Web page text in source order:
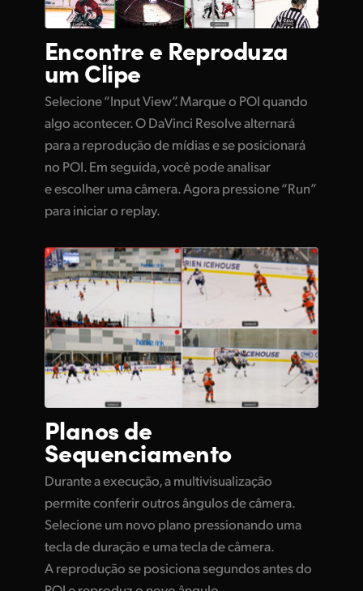
Encontre e Reproduza
um Clipe
Selecione “Input View”. Marque o POI quando
algo acontecer. O DaVinci Resolve alternará
para a reprodução de mídias e se posicionará
no POI. Em seguida, você pode analisar
e escolher uma câmera. Agora pressione “Run”
para iniciar o replay.
Planos de
Sequenciamento
Durante a execução, a multivisualização
permite conferir outros ângulos de câmera.
Selecione um novo plano pressionando uma
tecla de duração e uma tecla de câmera.
A reprodução se posiciona segundos antes do